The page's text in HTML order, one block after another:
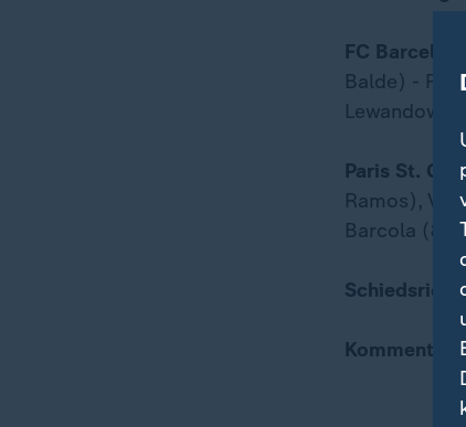
FC Barcelona:
Balde) - F.
Paris St.
Ramos),
Barcola (80.